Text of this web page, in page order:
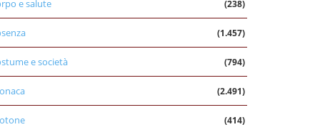
e salute (238)
(1.457)
e società (794)
(2.491)
(414)